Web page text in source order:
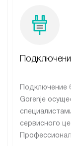
Подключение
Подключение
Gorenje
специалистами
сервисного